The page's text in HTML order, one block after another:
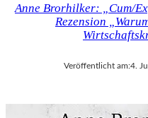
Anne Brorhilker: „Cum/
Rezension
Veröffentlicht am:4.